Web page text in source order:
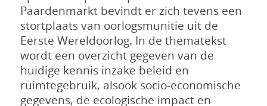
Paardenmarkt bevindt er zich tevens een
stortplaats van oorlogsmunitie uit de
Eerste Wereldoorlog. In de thematekst
wordt een overzicht gegeven van de
huidige kennis inzake beleid en
ruimtegebruik, alsook socio-economische
gegevens, de ecologische impact en